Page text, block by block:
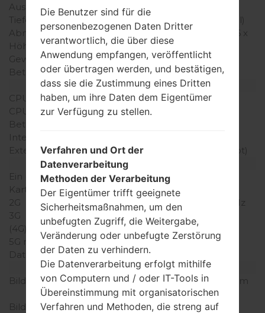
Ausgabe
Februar, 2006
Tiefe
23.5 millimeter (0.93 Zoll)
Abmessungen (Breite /
Höhe)
103 x 50 millimeter (4.06 x
1.97 Zoll)
Gewicht
142 gramm (5.01 unzen)
Betriebssystem
-
Ausrüstung
CPU
-
CPU-Kerne
-
Betriebsgedächtnis
Interner Speicher
Externer Speicher
microSD (dedizierter Slot)
Netzwerk und Daten
Ein paar Plätze für SIM-
Karten
1 Mini-SIM
2G
GSM 900/1800/1900 MHz
3G
UMTS 2100 MHz
(4G) LTE
-
5G network
-
Daten
GPRS
Anzeige
Bildschirmgröße
2.2 Zoll (~29.1% Bildschirm
zu Körper Verhältnis)
Bildschirmtyp
TFT
Die Benutzer sind für die
personenbezogenen Daten Dritter
verantwortlich, die über diese
Anwendung empfangen, veröffentlicht
oder übertragen werden, und bestätigen,
dass sie die Zustimmung eines Dritten
haben, um ihre Daten dem Eigentümer
zur Verfügung zu stellen.
Verfahren und Ort der
Datenverarbeitung
Methoden der Verarbeitung
Der Eigentümer trifft geeignete
Sicherheitsmaßnahmen, um den
unbefugten Zugriff, die Weitergabe,
Veränderung oder unbefugte Zerstörung
der Daten zu verhindern.
Die Datenverarbeitung erfolgt mithilfe
von Computern und / oder IT-Tools in
Übereinstimmung mit organisatorischen
Verfahren und Methoden, die streng auf